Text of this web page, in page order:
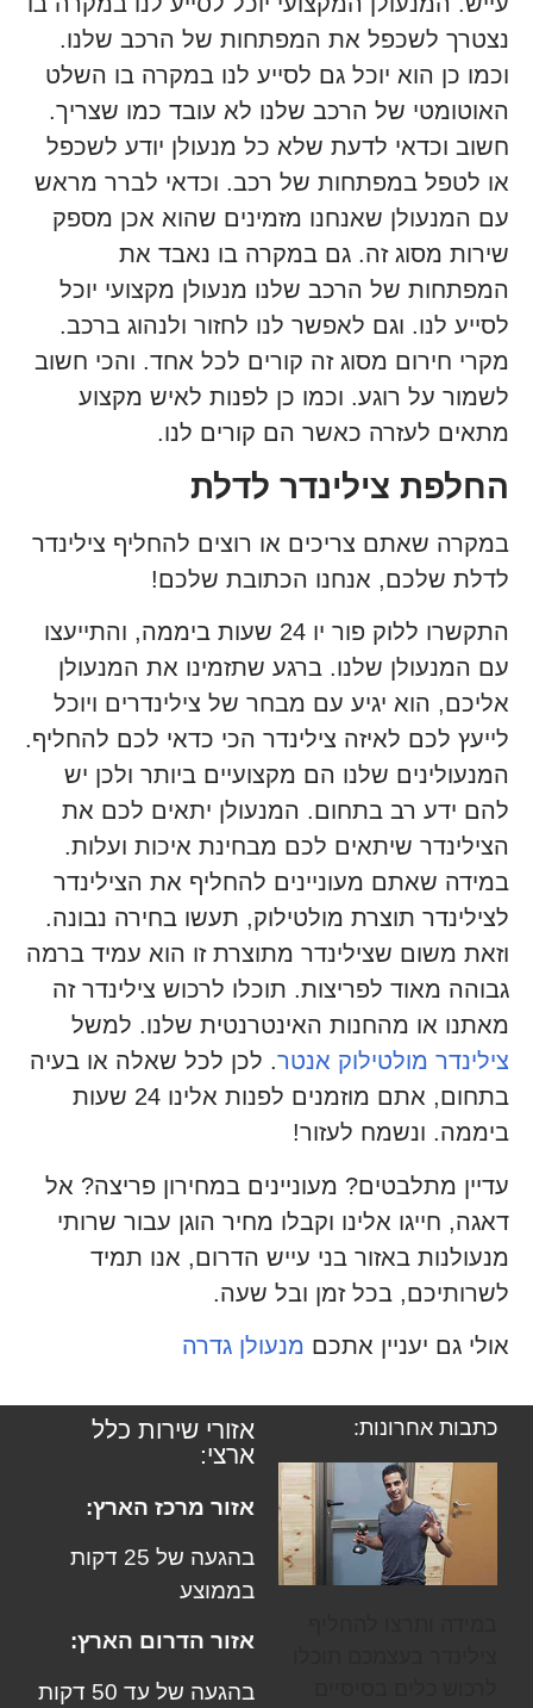
נצטרך לשכפל את המפתחות של הרכב שלנו.
וכמו כן הוא יוכל גם לסייע לנו במקרה בו השלט
האוטומטי של הרכב שלנו לא עובד כמו שצריך.
חשוב וכדאי לדעת שלא כל מנעולן יודע לשכפל
או לטפל במפתחות של רכב. וכדאי לברר מראש
עם המנעולן שאנחנו מזמינים שהוא אכן מספק
שירות מסוג זה. גם במקרה בו נאבד את
המפתחות של הרכב שלנו מנעולן מקצועי יוכל
לסייע לנו. וגם לאפשר לנו לחזור ולנהוג ברכב.
מקרי חירום מסוג זה קורים לכל אחד. והכי חשוב
לשמור על רוגע. וכמו כן לפנות לאיש מקצוע
מתאים לעזרה כאשר הם קורים לנו.
החלפת צילינדר לדלת
במקרה שאתם צריכים או רוצים להחליף צילינדר
לדלת שלכם, אנחנו הכתובת שלכם!
התקשרו ללוק פור יו 24 שעות ביממה, והתייעצו
עם המנעולן שלנו. ברגע שתזמינו את המנעולן
אליכם, הוא יגיע עם מבחר של צילינדרים ויוכל
לייעץ לכם לאיזה צילינדר הכי כדאי לכם להחליף.
המנעולינים שלנו הם מקצועיים ביותר ולכן יש
להם ידע רב בתחום. המנעולן יתאים לכם את
הצילינדר שיתאים לכם מבחינת איכות ועלות.
במידה שאתם מעוניינים להחליף את הצילינדר
לצילינדר תוצרת מולטילוק, תעשו בחירה נבונה.
וזאת משום שצילינדר מתוצרת זו הוא עמיד ברמה
גבוהה מאוד לפריצות. תוכלו לרכוש צילינדר זה
מאתנו או מהחנות האינטרנטית שלנו. למשל
צילינדר מולטילוק אנטר. לכן לכל שאלה או בעיה
בתחום, אתם מוזמנים לפנות אלינו 24 שעות
ביממה. ונשמח לעזור!
עדיין מתלבטים? מעוניינים במחירון פריצה? אל
דאגה, חייגו אלינו וקבלו מחיר הוגן עבור שרותי
מנעולנות באזור בני עייש הדרום, אנו תמיד
לשרותיכם, בכל זמן ובל שעה.
אולי גם יעניין אתכם מנעולן גדרה
כתבות אחרונות:
אזורי שירות כלל
ארצי:
אזור מרכז הארץ:
בהגעה של 25 דקות
בממוצע
אזור הדרום הארץ:
בהגעה של עד 50 דקות